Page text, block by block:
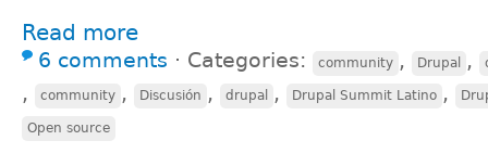
Read more
6 comments ⋅ Categories: community , Drupal ,
, community , Discusión , drupal , Drupal Summit Latino ,
Open source